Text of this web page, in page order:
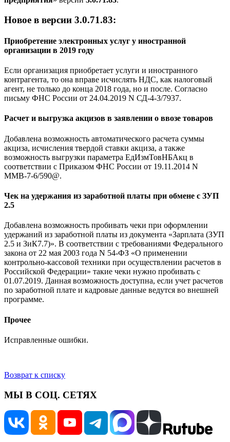
Новое в версии 3.0.71.83:
Приобретение электронных услуг у иностранной
организации в 2019 году
Если организация приобретает услуги и иностранного
контрагента, то она вправе исчислять НДС, как налоговый
агент, не только до конца 2018 года, но и после. Согласно
письму ФНС России от 24.04.2019 N СД-4-3/7937.
Расчет и выгрузка акцизов в заявлении о ввозе товаров
Добавлена возможность автоматического расчета суммы
акциза, исчисления твердой ставки акциза, а также
возможность выгрузки параметра ЕдИзмТовНБАкц в
соответствии с Приказом ФНС России от 19.11.2014 N
ММВ-7-6/590@.
Чек на удержания из заработной платы при обмене с ЗУП
2.5
Добавлена возможность пробивать чеки при оформлении
удержаний из заработной платы из документа «Зарплата (ЗУП
2.5 и ЗиК7.7)». В соответствии с требованиями Федерального
закона от 22 мая 2003 года N 54-ФЗ «О применении
контрольно-кассовой техники при осуществлении расчетов в
Российской Федерации» такие чеки нужно пробивать с
01.07.2019. Данная возможность доступна, если учет расчетов
по заработной плате и кадровые данные ведутся во внешней
программе.
Прочее
Исправленные ошибки.
Возврат к списку
МЫ В СОЦ. СЕТЯХ